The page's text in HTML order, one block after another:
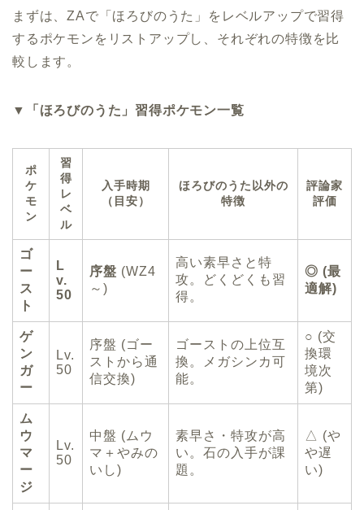
まずは、ZAで「ほろびのうた」をレベルアップで習得
するポケモンをリストアップし、それぞれの特徴を比
較します。
▼「ほろびのうた」習得ポケモン一覧
ポ
ケ
モ
ン
習
得
レ
ベ
ル
入手時期
（目安）
ほろびのうた以外の
特徴
評論家
評価
ゴ
ー
ス
ト
L
v.
50
序盤 (WZ4
～)
高い素早さと特
攻。どくどくも習
得。
◎ (最
適解)
ゲ
ン
ガ
ー
Lv.
50
序盤 (ゴー
ストから通
信交換)
ゴーストの上位互
換。メガシンカ可
能。
○ (交
換環
境次
第)
ム
ウ
マ
ー
ジ
Lv.
50
中盤 (ムウ
マ＋やみの
いし)
素早さ・特攻が高
い。石の入手が課
題。
△ (や
や遅
い)